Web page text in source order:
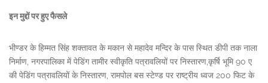
इन मुद्दों पर हुए फैसले
भीण्डर के हिम्मत सिंह शक्तावत के मकान से महादेव मन्दिर के पास स्थित डीपी तक नाला
निर्माण, नगरपालिका में पेडिंग तामीर स्वीकृति पत्रावलियों पर निस्तारण,कृर्षि भूमि 90 ए
की पेडिंग पत्रावलियों के निस्तारण, रामपोल बस स्टेण्ड पर राष्ट्रीय ध्वज 200 फिट के